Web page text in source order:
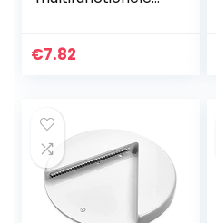
keuken
€7.82